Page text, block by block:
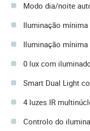
Modo dia/noite
Iluminação mínima
Iluminação mínima
0 lux com
Smart Dual Light
4 luzes IR
Controlo do